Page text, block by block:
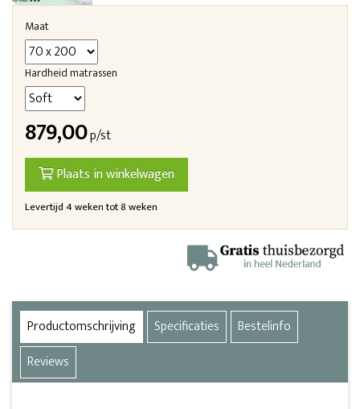
Maat
Hardheid matrassen
879,00p/st
Plaats in winkelwagen
Levertijd 4 weken tot 8 weken
Productomschrijving Specificaties
Bestelinfo
Reviews